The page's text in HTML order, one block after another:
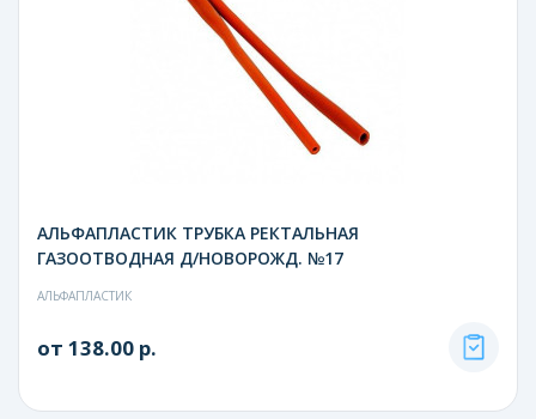
АЛЬФАПЛАСТИК ТРУБКА РЕКТАЛЬНАЯ
ГАЗООТВОДНАЯ Д/НОВОРОЖД. №17
АЛЬФАПЛАСТИК
от 138.00 р.